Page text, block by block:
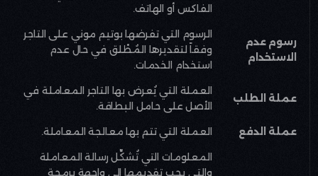
الفاكس أو الهاتف.
رسوم عدم
الاستخدام
الرسوم التي تفرضها بوتيم موني على التاجر
وفقاً لتقديرها المُطْلق في حال عدم
استخدام الخدمات.
عملة الطلب
العملة التي يُعرض بها التاجر المعاملة في
الأصل على حامل البطاقة.
عملة الدفع
العملة التي تتم بها معالجة المعاملة.
المعلومات التي تُشكِّل رسالة المعاملة
والتي يجب تقديمها إلى واجهة برمجة